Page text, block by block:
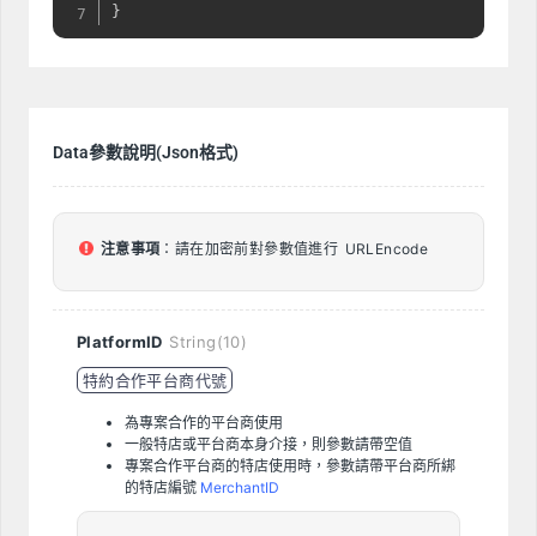
}
Data參數說明(Json格式)
注意事項 ：請在加密前對參數值進行 URLEncode
PlatformID String(10)
特約合作平台商代號
為專案合作的平台商使用
一般特店或平台商本身介接，則參數請帶空值
專案合作平台商的特店使用時，參數請帶平台商所綁
的特店編號 MerchantID